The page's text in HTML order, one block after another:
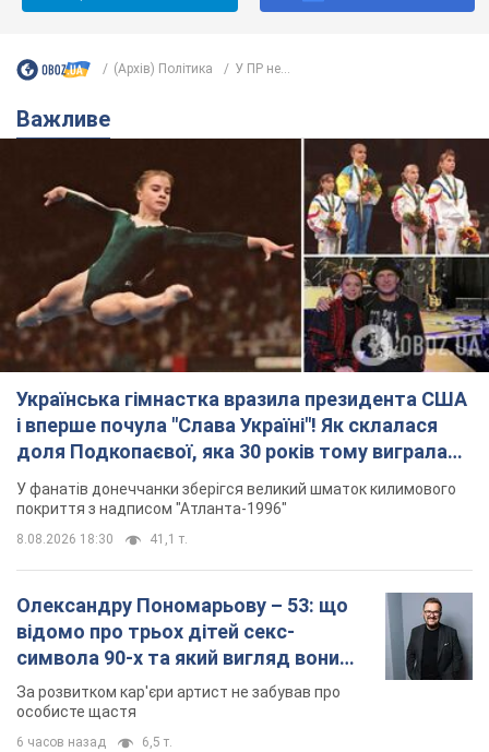
(Архів) Політика У ПР не...
Важливе
Українська гімнастка вразила президента США
і вперше почула "Слава Україні"! Як склалася
доля Подкопаєвої, яка 30 років тому виграла
"золото" Олімпіади
У фанатів донеччанки зберігся великий шматок килимового
покриття з надписом "Атланта-1996"
8.08.2026 18:30 41,1 т.
Олександру Пономарьову – 53: що
відомо про трьох дітей секс-
символа 90-х та який вигляд вони
мають
За розвитком кар'єри артист не забував про
особисте щастя
6 часов назад 6,5 т.